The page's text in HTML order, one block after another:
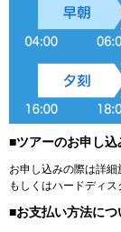
■ツアーのお申し込
お申し込みの際は詳
もしくはハードディス
■お支払い方法につ